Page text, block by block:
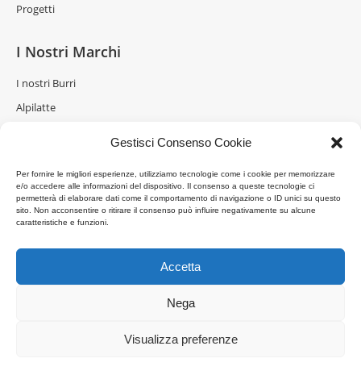
Gestisci Consenso Cookie
Per fornire le migliori esperienze, utilizziamo tecnologie come i cookie per memorizzare
e/o accedere alle informazioni del dispositivo. Il consenso a queste tecnologie ci
permetterà di elaborare dati come il comportamento di navigazione o ID unici su questo
sito. Non acconsentire o ritirare il consenso può influire negativamente su alcune
caratteristiche e funzioni.
Accetta
Nega
Visualizza preferenze
Progetti
I Nostri Marchi
I nostri Burri
Alpilatte
Gran Moravia
Verena
Zogi